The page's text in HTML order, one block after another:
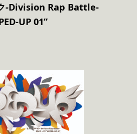
-Division Rap Battle-
UP 01”